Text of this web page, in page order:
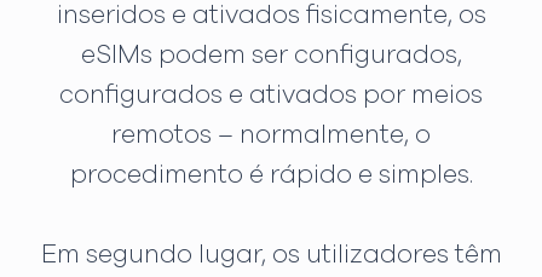
inseridos e ativados fisicamente, os
eSIMs podem ser configurados,
configurados e ativados por meios
remotos – normalmente, o
procedimento é rápido e simples.
Em segundo lugar, os utilizadores têm